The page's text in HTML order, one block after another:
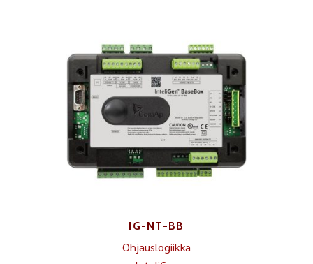
IG-NT-BB
Ohjauslogiikka